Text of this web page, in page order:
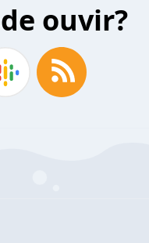
ouvir?